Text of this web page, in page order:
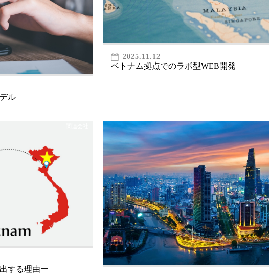
ル
2025.11.12
ベトナム拠点でのラボ型WEB開発
する理由ー